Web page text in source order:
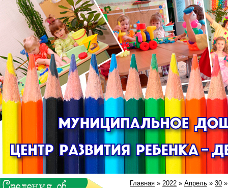
Главная » 2022 » Апрель » 30